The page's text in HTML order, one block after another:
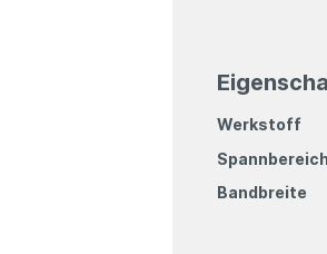
Werkstoff
Bandbreite